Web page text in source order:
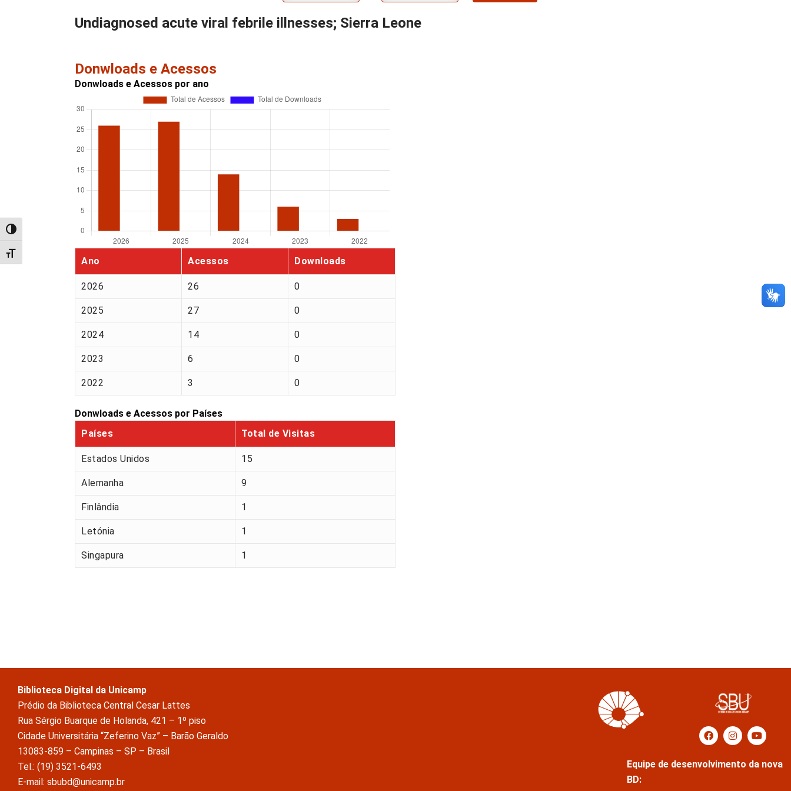
Alternar alto contraste
Alternar tamanho da fonte
Undiagnosed acute viral febrile illnesses; Sierra Leone
Donwloads e Acessos
Donwloads e Acessos por ano
Ano Acessos Downloads
2026 26 0
2025 27 0
2024 14 0
2023 6 0
2022 3 0
Donwloads e Acessos por Países
Países
Total de Visitas
Estados Unidos 15
Alemanha 9
Finlândia 1
Letónia 1
Singapura 1
Biblioteca Digital da Unicamp
Prédio da Biblioteca Central Cesar Lattes
Rua Sérgio Buarque de Holanda, 421 – 1º piso
Cidade Universitária “Zeferino Vaz” – Barão Geraldo
13083-859 – Campinas – SP – Brasil
Tel.: (19) 3521-6493
E-mail: sbubd@unicamp.br
Equipe de desenvolvimento da nova
BD: